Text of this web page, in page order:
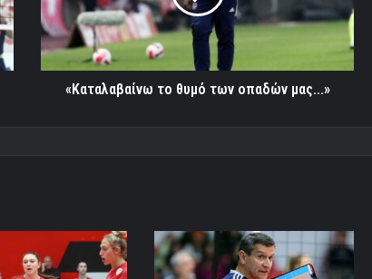
μας...»
«Καταλαβαίνω το θυμό των οπαδών μας...»